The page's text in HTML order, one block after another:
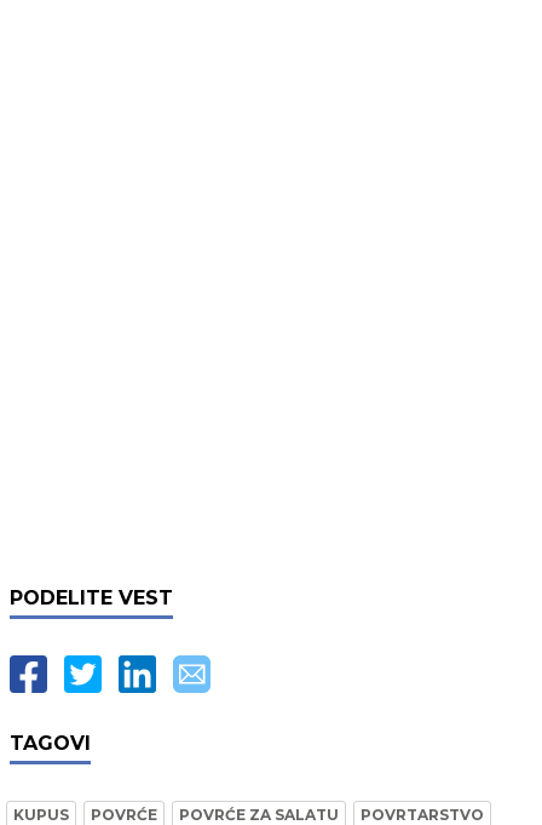
PODELITE VEST
TAGOVI
KUPUS POVRĆE POVRĆE ZA SALATU
POVRTARSTVO